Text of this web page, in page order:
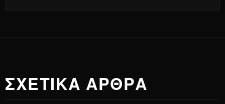
ΣΧΕΤΙΚΑ ΑΡΘΡΑ